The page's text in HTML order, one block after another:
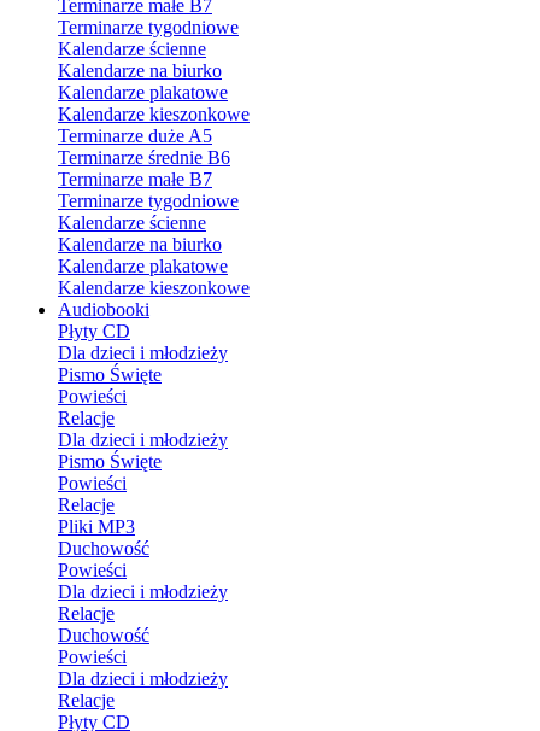
Terminarze małe B7
Terminarze tygodniowe
Kalendarze ścienne
Kalendarze na biurko
Kalendarze plakatowe
Kalendarze kieszonkowe
Terminarze duże A5
Terminarze średnie B6
Terminarze małe B7
Terminarze tygodniowe
Kalendarze ścienne
Kalendarze na biurko
Kalendarze plakatowe
Kalendarze kieszonkowe
Audiobooki
Płyty CD
Dla dzieci i młodzieży
Pismo Święte
Powieści
Relacje
Dla dzieci i młodzieży
Pismo Święte
Powieści
Relacje
Pliki MP3
Duchowość
Powieści
Dla dzieci i młodzieży
Relacje
Duchowość
Powieści
Dla dzieci i młodzieży
Relacje
Płyty CD